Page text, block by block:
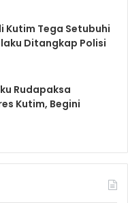
Kutim Tega Setubuhi
Ditangkap Polisi
Rudapaksa
Kutim, Begini